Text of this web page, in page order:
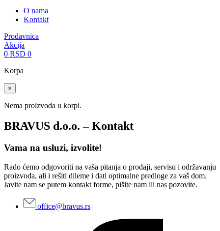
O nama
Kontakt
Prodavnica
Akcija
0 RSD 0
Korpa
×
Nema proizvoda u korpi.
BRAVUS d.o.o. – Kontakt
Vama na usluzi, izvolite!
Rado ćemo odgovoriti na vaša pitanja o prodaji, servisu i održavanju
proizvoda, ali i rešiti dileme i dati optimalne predloge za vaš dom.
Javite nam se putem kontakt forme, pišite nam ili nas pozovite.
office@bravus.rs